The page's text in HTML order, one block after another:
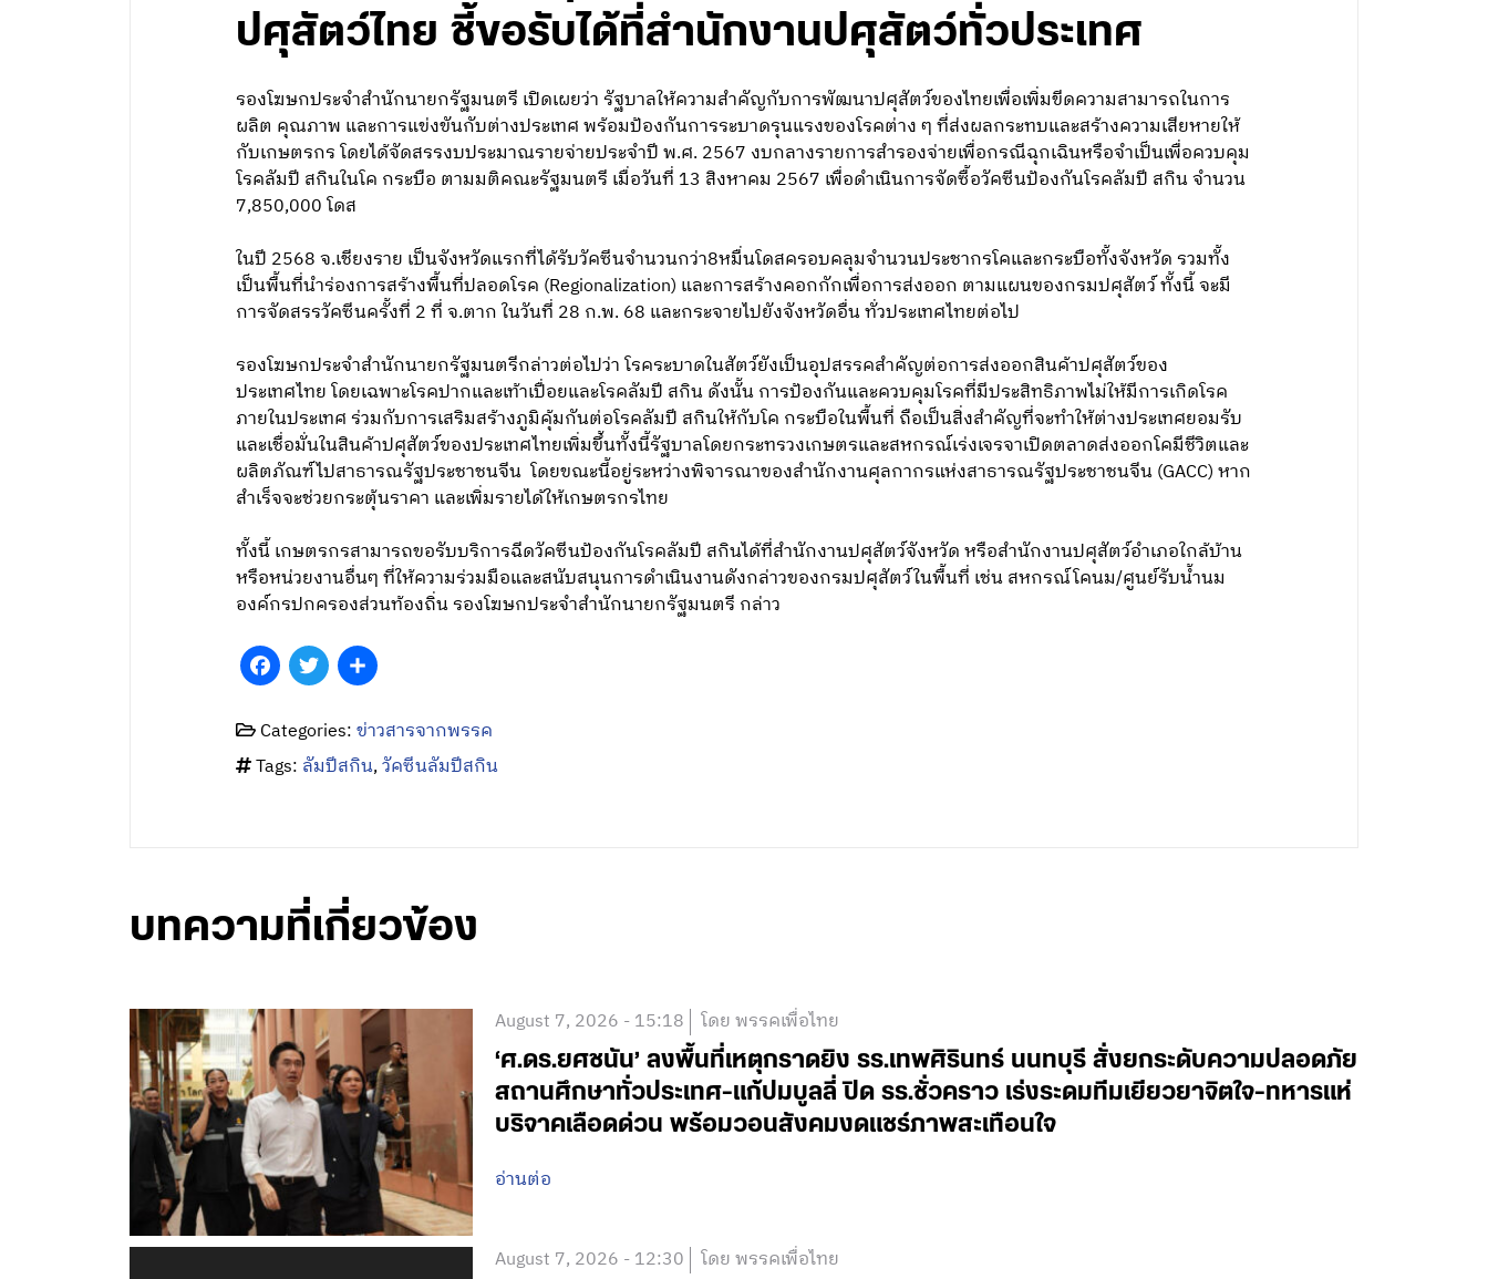
ปศุสัตว์ไทย ชี้ขอรับได้ที่สำนักงานปศุสัตว์ทั่วประเทศ
รองโฆษกประจำสำนักนายกรัฐมนตรี เปิดเผยว่า รัฐบาลให้ความสำคัญกับการพัฒนาปศุสัตว์ของไทยเพื่อเพิ่มขีดความสามารถในการ
ผลิต คุณภาพ และการแข่งขันกับต่างประเทศ พร้อมป้องกันการระบาดรุนแรงของโรคต่าง ๆ ที่ส่งผลกระทบและสร้างความเสียหายให้
กับเกษตรกร โดยได้จัดสรรงบประมาณรายจ่ายประจำปี พ.ศ. 2567 งบกลางรายการสำรองจ่ายเพื่อกรณีฉุกเฉินหรือจำเป็นเพื่อควบคุม
โรคลัมปี สกินในโค กระบือ ตามมติคณะรัฐมนตรี เมื่อวันที่ 13 สิงหาคม 2567 เพื่อดำเนินการจัดซื้อวัคซีนป้องกันโรคลัมปี สกิน จำนวน
7,850,000 โดส
ในปี 2568 จ.เชียงราย เป็นจังหวัดแรกที่ได้รับวัคซีนจำนวนกว่า8หมื่นโดสครอบคลุมจำนวนประชากรโคและกระบือทั้งจังหวัด รวมทั้ง
เป็นพื้นที่นำร่องการสร้างพื้นที่ปลอดโรค (Regionalization) และการสร้างคอกกักเพื่อการส่งออก ตามแผนของกรมปศุสัตว์ ทั้งนี้ จะมี
การจัดสรรวัคซีนครั้งที่ 2 ที่ จ.ตาก ในวันที่ 28 ก.พ. 68 และกระจายไปยังจังหวัดอื่น ทั่วประเทศไทยต่อไป
รองโฆษกประจำสำนักนายกรัฐมนตรีกล่าวต่อไปว่า โรคระบาดในสัตว์ยังเป็นอุปสรรคสำคัญต่อการส่งออกสินค้าปศุสัตว์ของ
ประเทศไทย โดยเฉพาะโรคปากและเท้าเปื่อยและโรคลัมปี สกิน ดังนั้น การป้องกันและควบคุมโรคที่มีประสิทธิภาพไม่ให้มีการเกิดโรค
ภายในประเทศ ร่วมกับการเสริมสร้างภูมิคุ้มกันต่อโรคลัมปี สกินให้กับโค กระบือในพื้นที่ ถือเป็นสิ่งสำคัญที่จะทำให้ต่างประเทศยอมรับ
และเชื่อมั่นในสินค้าปศุสัตว์ของประเทศไทยเพิ่มขึ้นทั้งนี้รัฐบาลโดยกระทรวงเกษตรและสหกรณ์เร่งเจรจาเปิดตลาดส่งออกโคมีชีวิตและ
ผลิตภัณฑ์ไปสาธารณรัฐประชาชนจีน โดยขณะนี้อยู่ระหว่างพิจารณาของสำนักงานศุลกากรแห่งสาธารณรัฐประชาชนจีน (GACC) หาก
สำเร็จจะช่วยกระตุ้นราคา และเพิ่มรายได้ให้เกษตรกรไทย
ทั้งนี้ เกษตรกรสามารถขอรับบริการฉีดวัคซีนป้องกันโรคลัมปี สกินได้ที่สำนักงานปศุสัตว์จังหวัด หรือสำนักงานปศุสัตว์อำเภอใกล้บ้าน
หรือหน่วยงานอื่นๆ ที่ให้ความร่วมมือและสนับสนุนการดำเนินงานดังกล่าวของกรมปศุสัตว์ในพื้นที่ เช่น สหกรณ์โคนม/ศูนย์รับน้ำนม
องค์กรปกครองส่วนท้องถิ่น รองโฆษกประจำสำนักนายกรัฐมนตรี กล่าว
Facebook
TwitterShare
Categories:ข่าวสารจากพรรค
Tags: ลัมปีสกิน,วัคซีนลัมปีสกิน
บทความที่เกี่ยวข้อง
August 7, 2026 - 15:18 โดย พรรคเพื่อไทย
‘ศ.ดร.ยศชนัน’ ลงพื้นที่เหตุกราดยิง รร.เทพศิรินทร์ นนทบุรี สั่งยกระดับความปลอดภัย
สถานศึกษาทั่วประเทศ-แก้ปมบูลลี่ ปิด รร.ชั่วคราว เร่งระดมทีมเยียวยาจิตใจ-ทหารแห่
บริจาคเลือดด่วน พร้อมวอนสังคมงดแชร์ภาพสะเทือนใจ
อ่านต่อ
August 7, 2026 - 12:30 โดย พรรคเพื่อไทย